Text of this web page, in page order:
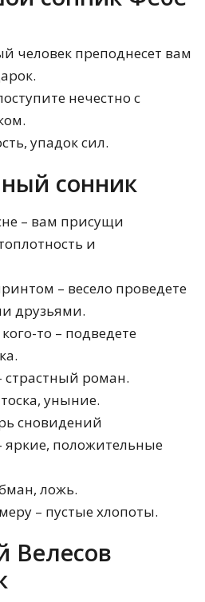
человек преподнесет вам
нечестно с
упадок сил.
сонник
– вам присущи
и
– весело проведете
друзьями.
то – подведете
страстный роман.
уныние.
сновидений
яркие, положительные
ложь.
– пустые хлопоты.
Велесов